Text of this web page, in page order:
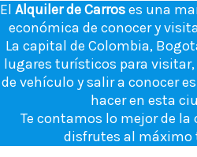
ElAlquiler de Carroses una
económica de conocer y
La capital de Colombia,
lugares turísticos para visitar,
de vehículo y salir a conocer
hacer en esta
Te contamos lo mejor de la
disfrutes al máximo